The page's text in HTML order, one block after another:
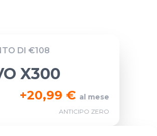
DI €108
X300
+20,99 € al mese
ANTICIPO ZERO